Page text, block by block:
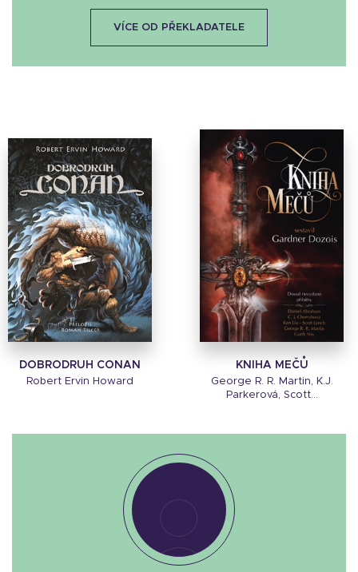
DOBRODRUH CONAN
Robert Ervin Howard
KNIHA MEČŮ
George R. R. Martin, K.J.
Parkerová, Scott...
VÍCE OD PŘEKLADATELE